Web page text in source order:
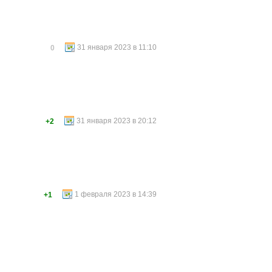
31 января 2023 в 11:10
0
31 января 2023 в 20:12
+2
1 февраля 2023 в 14:39
+1